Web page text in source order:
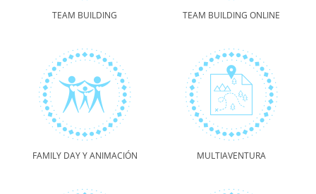
TEAM BUILDING TEAM BUILDING ONLINE
FAMILY DAY Y ANIMACIÓN MULTIAVENTURA